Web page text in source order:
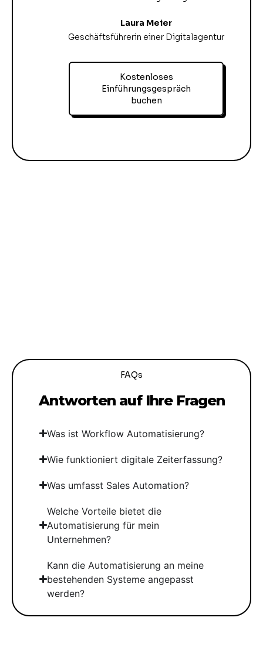
Laura Meier
Geschäftsführerin einer Digitalagentur
Kostenloses
Einführungsgespräch
buchen
FAQs
Antworten auf Ihre Fragen
Was ist Workflow Automatisierung?
Wie funktioniert digitale Zeiterfassung?
Was umfasst Sales Automation?
Welche Vorteile bietet die
Automatisierung für mein
Unternehmen?
Kann die Automatisierung an meine
bestehenden Systeme angepasst
werden?